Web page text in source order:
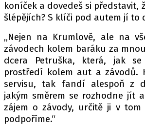
koníček a dovedeš si představit,
šlépějích? S klíči pod autem jí to
„Nejen na Krumlově, ale na
závodech kolem baráku za
dcera Petruška, která, jak
prostředí kolem aut a závodů.
servisu, tak fandí alespoň z
jakým směrem se rozhodne jít
zájem o závody, určitě ji v tom
podpoříme.“